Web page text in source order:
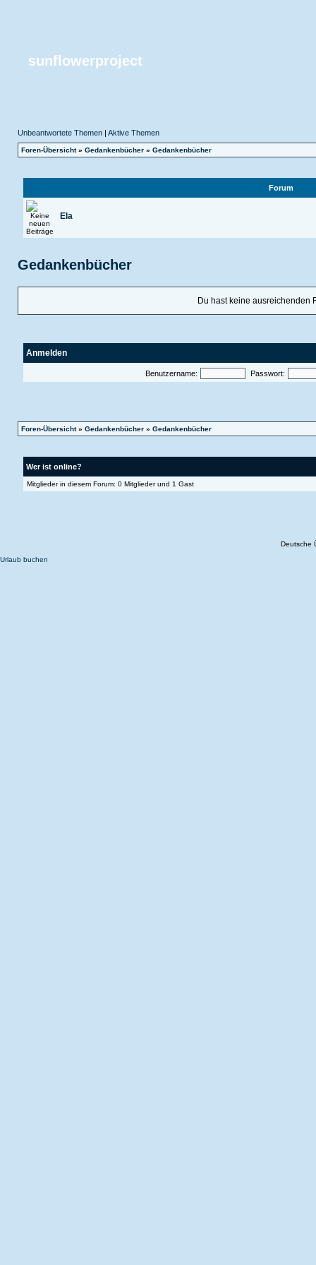
sunflowerproject
Unbeantwortete Themen| Aktive Themen
Foren-Übersicht» Gedankenbücher» Gedankenbücher
Forum
Ela
Gedankenbücher
Du hast keine ausreichenden
Anmelden
Benutzername: Passwort:
Foren-Übersicht» Gedankenbücher» Gedankenbücher
Wer ist online?
Mitglieder in diesem Forum: 0 Mitglieder und 1 Gast
Deutsche
Urlaub buchen